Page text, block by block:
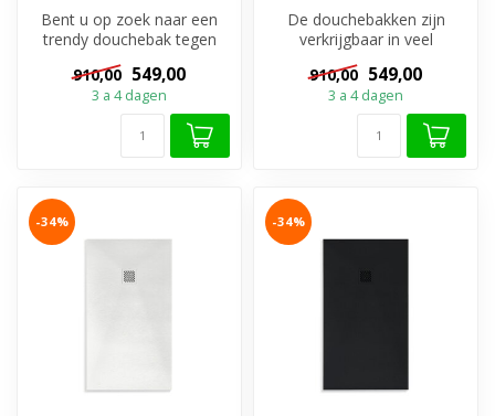
Bent u op zoek naar een
trendy douchebak tegen
scherpste prijs? Bekijk dan
deze ...
910,00 549,00
3 a 4 dagen
De douchebakken zijn
verkrijgbaar in veel
verschillende materialen. Als
u jaren...
910,00 549,00
3 a 4 dagen
-34% -34%